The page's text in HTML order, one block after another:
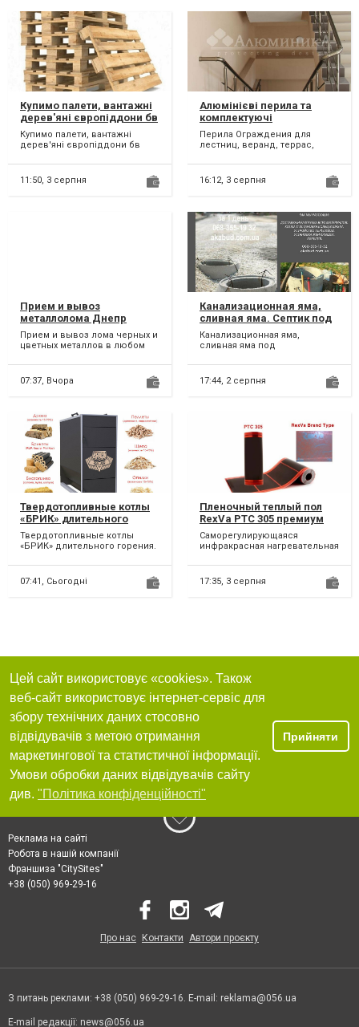
Купимо палети, вантажні
дерев'яні європіддони бв
Дніпро.
Купимо палети, вантажні
дерев'яні європіддони бв
ремонт. Приймання дер...
11:50, 3 серпня
Алюмінієві перила та
комплектуючі
Перила Ограждения для
лестниц, веранд, террас,
закаленного стекла, а так же...
16:12, 3 серпня
Прием и вывоз
металлолома Днепр
Прием и вывоз лома черных и
цветных металлов в любом
взвешивание и опла...
07:37, Вчора
Канализационная яма,
сливная яма. Септик под
ключ
Канализационная яма,
сливная яма под
траншей и котлованов. Септик
пол ключ...
17:44, 2 серпня
Твердотопливные котлы
«БРИК» длительного
горения
Твердотопливные котлы
«БРИК» длительного горения.
«БРИК». Котлы «БРИК»...
07:41, Сьогодні
Пленочный теплый пол
RexVa PTC 305 премиум
саморегулирующийся.
Саморегулирующаяся
инфракрасная нагревательная
АКЦИЯ!!! 150 грн м/пог...
17:35, 3 серпня
Цей сайт використовує «cookies». Також
веб-сайт використовує інтернет-сервіс для
збору технічних даних стосовно
відвідувачів з метою отримання
маркетингової та статистичної інформації.
Умови обробки даних відвідувачів сайту
див. "Політика конфіденційності"
Прийняти
Реклама на сайті
Робота в нашій компанії
Франшиза "CitySites"
+38 (050) 969-29-16
Про нас Контакти Автори проєкту
З питань реклами: +38 (050) 969-29-16. E-mail: reklama@056.ua
E-mail редакції: news@056.ua